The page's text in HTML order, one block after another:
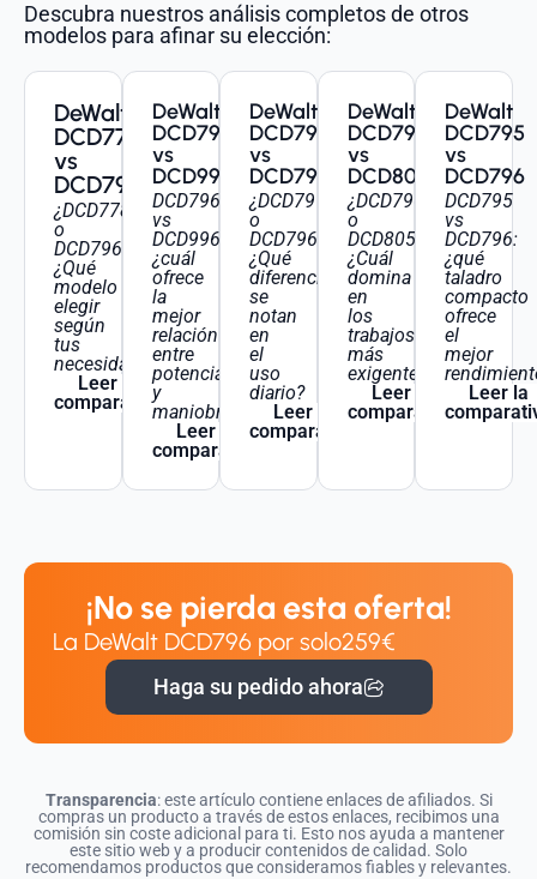
Descubra nuestros análisis completos de otros
modelos para afinar su elección:
DeWalt
DCD778
vs
DCD796
¿DCD778
o
DCD796?
¿Qué
modelo
elegir
según
tus
necesidades?
Leer la
comparativa
DeWalt
DCD796
vs
DCD996
DCD796
vs
DCD996:
¿cuál
ofrece
la
mejor
relación
entre
potencia
y
maniobrabilidad?
Leer la
comparativa
DeWalt
DCD791
vs
DCD796
¿DCD791
o
DCD796?
¿Qué
diferencias
se
notan
en
el
uso
diario?
Leer la
comparativa
DeWalt
DCD796
vs
DCD805
¿DCD796
o
DCD805?
¿Cuál
domina
en
los
trabajos
más
exigentes?
Leer la
comparativa
DeWalt
DCD795
vs
DCD796
DCD795
vs
DCD796:
¿qué
taladro
compacto
ofrece
el
mejor
Leer la
¡No se pierda esta oferta!
La DeWalt DCD796 por solo259€
Haga su pedido ahora
Transparencia: este artículo contiene enlaces de afiliados. Si
compras un producto a través de estos enlaces, recibimos una
comisión sin coste adicional para ti. Esto nos ayuda a mantener
este sitio web y a producir contenidos de calidad. Solo
recomendamos productos que consideramos fiables y relevantes.